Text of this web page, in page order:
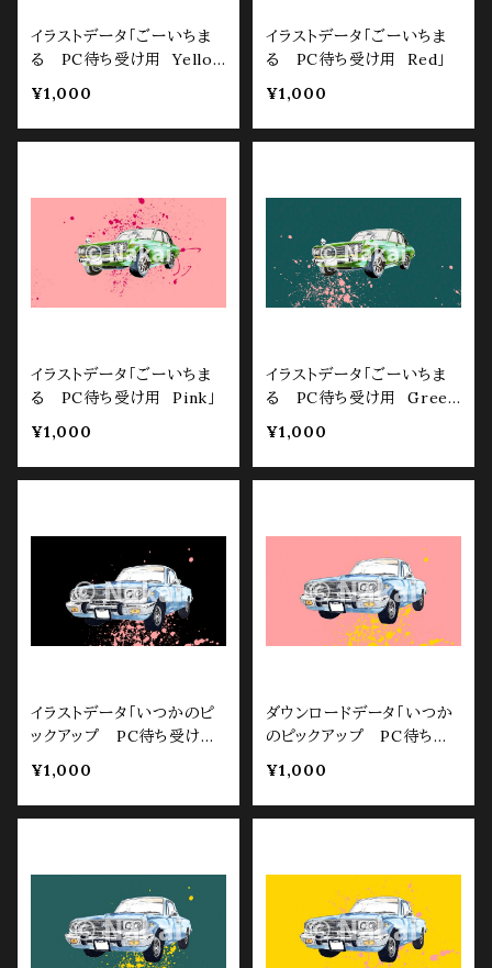
イラストデータ「ごーいちま
る PC待ち受け用 Yello
¥1,000
イラストデータ「ごーいちま
る PC待ち受け用 Red」
¥1,000
イラストデータ「ごーいちま
る PC待ち受け用 Pink」
¥1,000
イラストデータ「ごーいちま
る PC待ち受け用 Gree
¥1,000
イラストデータ「いつかのピ
ックアップ PC待ち受け
¥1,000
ダウンロードデータ「いつか
のピックアップ PC待ち受
¥1,000